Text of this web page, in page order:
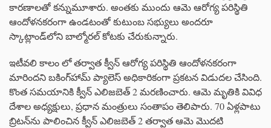
కారణాలతో కన్నుమూశారు. అంతకు ముందు ఆమె ఆరోగ్య పరిస్థితి
ఆందోళనకరంగా ఉండటంతో కుటుంబ సభ్యులు అందరూ
స్కాట్లాండ్‌లోని బాల్మోరల్‌ కోటకు చేరుకున్నారు.
ఇటీవలి కాలం లో తర్వాత క్వీన్‌ ఆరోగ్య పరిస్థితి ఆందోళనకరంగా
మారిందని బకింగ్‌హామ్‌ ప్యాలెస్‌ అధికారికంగా ప్రకటన విడుదల చేసింది.
కొంత సమయానికి క్వీన్‌ ఎలిజబెత్‌ 2 మరణించారు. ఆమె మృతికి వివిధ
దేశాల అధ్యక్షులు, ప్రధాన మంత్రులు సంతాపం తెలిపారు. 70 ఏళ్లపాటు
బ్రిటన్‌ను పాలించిన క్వీన్‌ ఎలిజబెత్‌ 2 తర్వాత ఆమె మొదటి